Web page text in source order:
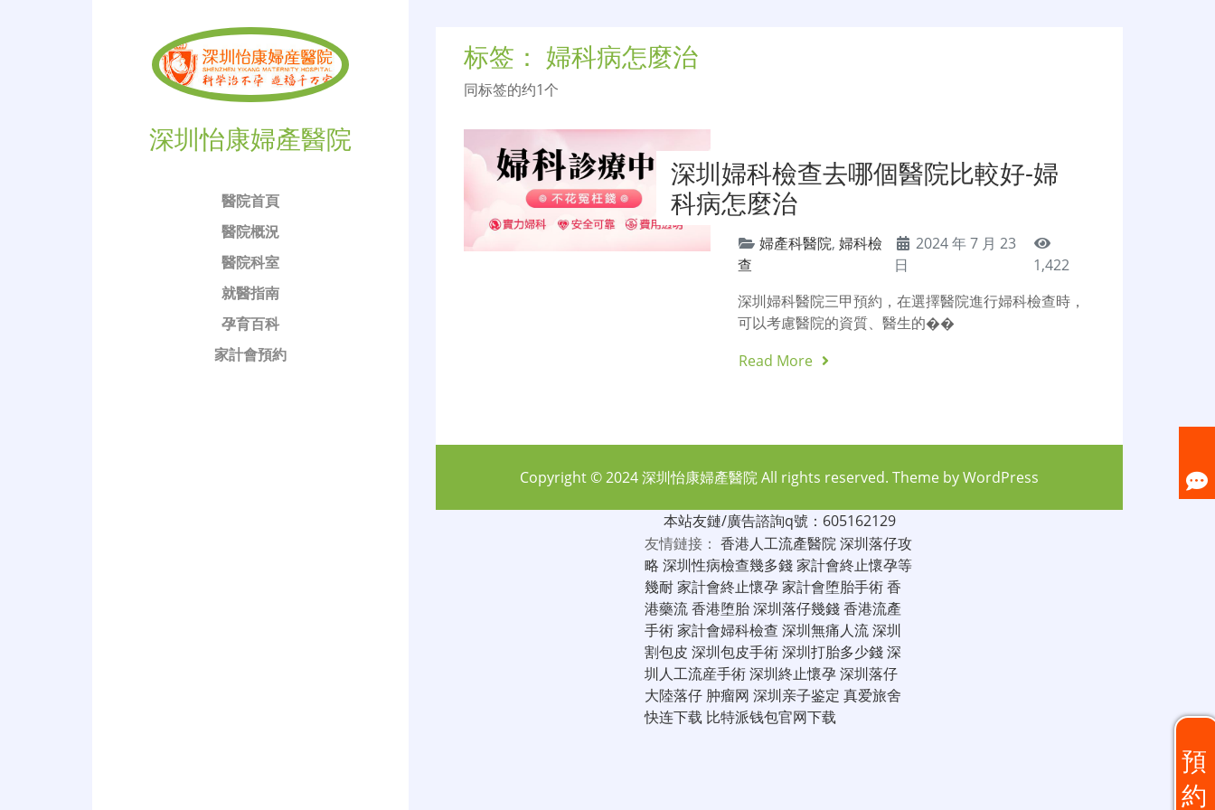
深圳怡康婦產醫院
醫院首頁
醫院概況
醫院科室
就醫指南
孕育百科
家計會預約
标签： 婦科病怎麼治
同标签的约1个
深圳婦科檢查去哪個醫院比較好-婦
科病怎麼治
婦產科醫院,婦科檢
查
2024 年 7 月 23
日
1,422
深圳婦科醫院三甲預約，在選擇醫院進行婦科檢查時，
可以考慮醫院的資質、醫生的��
Read More
預
約
Copyright © 2024深圳怡康婦產醫院All rights reserved. Theme byWordPress
本站友鏈/廣告諮詢q號：605162129
友情鏈接： 香港人工流產醫院深圳落仔攻
略 深圳性病檢查幾多錢家計會終止懷孕等
幾耐家計會終止懷孕家計會堕胎手術香
港藥流香港堕胎深圳落仔幾錢香港流產
手術家計會婦科檢查 深圳無痛人流深圳
割包皮 深圳包皮手術深圳打胎多少錢深
圳人工流産手術深圳終止懷孕深圳落仔
大陸落仔 肿瘤网 深圳亲子鉴定 真爱旅舍
快连下载 比特派钱包官网下载